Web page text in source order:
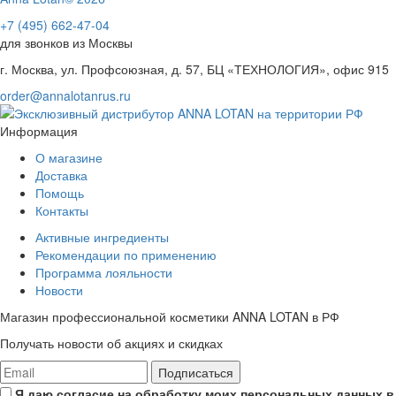
+7 (495) 662-47-04
для звонков из Москвы
г. Москва, ул. Профсоюзная, д. 57, БЦ «ТЕХНОЛОГИЯ», офис 915
order@annalotanrus.ru
Информация
О магазине
Доставка
Помощь
Контакты
Активные ингредиенты
Рекомендации по применению
Программа лояльности
Новости
Магазин профессиональной косметики ANNA LOTAN в РФ
Получать новости об акциях и скидках
Подписаться